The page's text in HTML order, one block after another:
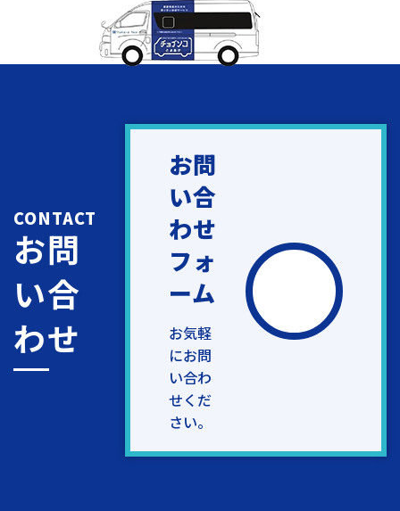
CONTACT
お問
い合
わせ
お問
い合
わせ
フォ
ーム
お気軽
にお問
い合わ
せくだ
さい。